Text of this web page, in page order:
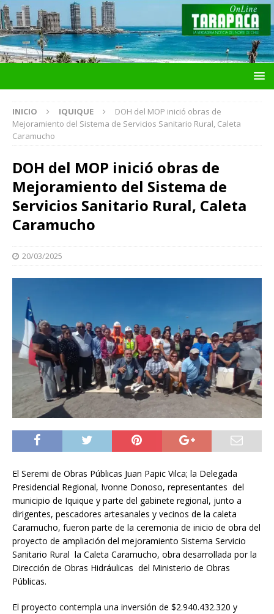
INICIO IQUIQUE
DOH del MOP inició obras de
Mejoramiento del Sistema de Servicios Sanitario Rural, Caleta
Caramucho
DOH del MOP inició obras de
Mejoramiento del Sistema de
Servicios Sanitario Rural, Caleta
Caramucho
20/03/2025
El Seremi de Obras Públicas Juan Papic Vilca; la Delegada
Presidencial Regional, Ivonne Donoso, representantes del
municipio de Iquique y parte del gabinete regional, junto a
dirigentes, pescadores artesanales y vecinos de la caleta
Caramucho, fueron parte de la ceremonia de inicio de obra del
proyecto de ampliación del mejoramiento Sistema Servicio
Sanitario Rural la Caleta Caramucho, obra desarrollada por la
Dirección de Obras Hidráulicas del Ministerio de Obras
Públicas.
El proyecto contempla una inversión de $2.940.432.320 y